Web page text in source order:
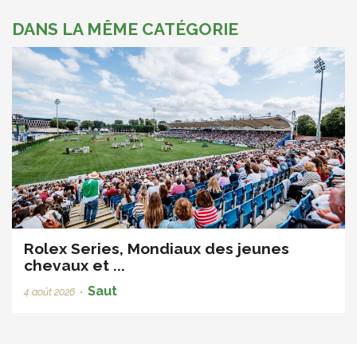
DANS LA MÊME CATÉGORIE
Rolex Series, Mondiaux des jeunes
chevaux et ...
4 août 2026 • Saut